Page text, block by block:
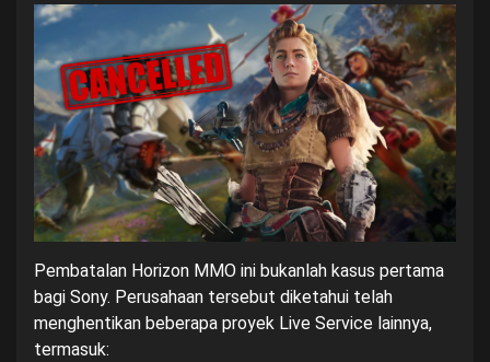
Pembatalan Horizon MMO ini bukanlah kasus pertama
bagi Sony. Perusahaan tersebut diketahui telah
menghentikan beberapa proyek Live Service lainnya,
termasuk: